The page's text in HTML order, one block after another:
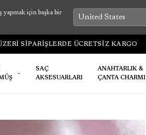
yapmak için başka bir
SİPARİŞLERDE ÜCRETSİZ KARGO
SAÇ
AKSESUARLARI
ANAHTARLIK &
ÇANTA CHARMI